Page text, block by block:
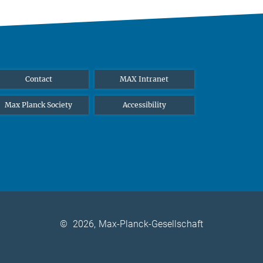
Contact MAX Intranet
Max Planck Society Accessibility
© 2026, Max-Planck-Gesellschaft